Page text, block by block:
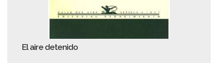
El aire detenido